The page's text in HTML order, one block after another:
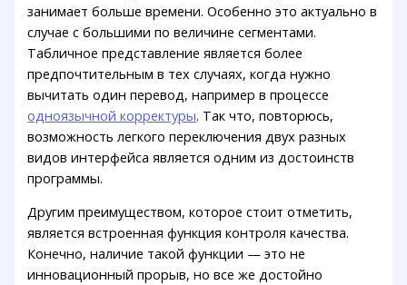
занимает больше времени. Особенно это актуально в
случае с большими по величине сегментами.
Табличное представление является более
предпочтительным в тех случаях, когда нужно
вычитать один перевод, например в процессе
одноязычной корректуры. Так что, повторюсь,
возможность легкого переключения двух разных
видов интерфейса является одним из достоинств
программы.
Другим преимуществом, которое стоит отметить,
является встроенная функция контроля качества.
Конечно, наличие такой функции — это не
инновационный прорыв, но все же достойно